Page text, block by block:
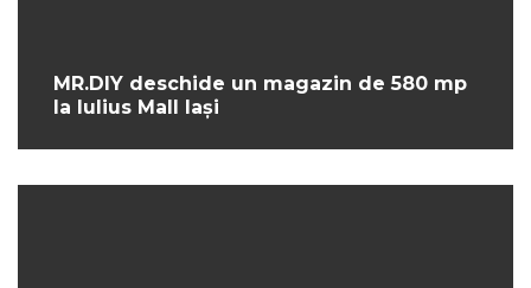
MR.DIY deschide un magazin de 580 mp
la Iulius Mall Iași